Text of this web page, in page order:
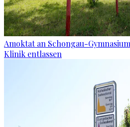
Amoktat an Schongau-
Klinik entlassen